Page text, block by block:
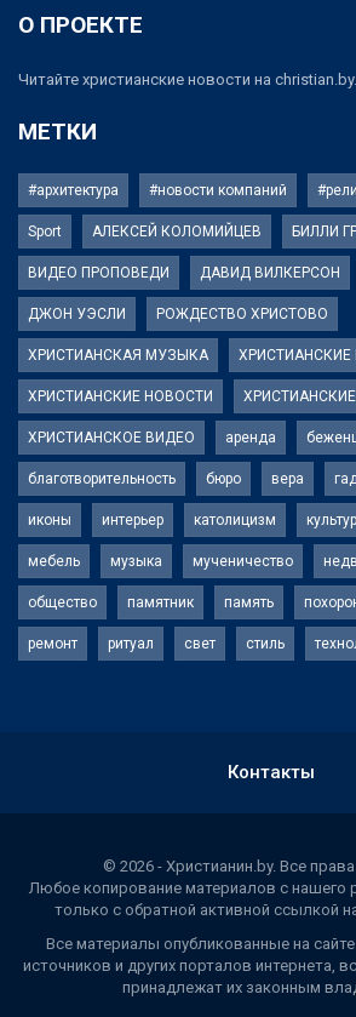
О ПРОЕКТЕ
Читайте христианские новости на christian.by.
МЕТКИ
#архитектура #новости компаний
Sport АЛЕКСЕЙ КОЛОМИЙЦЕВ БИЛЛИ
ВИДЕО ПРОПОВЕДИ ДАВИД ВИЛКЕРСОН
ДЖОН УЭСЛИ РОЖДЕСТВО ХРИСТОВО
ХРИСТИАНСКАЯ МУЗЫКА ХРИСТИАНСКИЕ
ХРИСТИАНСКИЕ НОВОСТИ ХРИСТИАНСКИЕ
ХРИСТИАНСКОЕ ВИДЕО аренда
благотворительность бюро вера
иконы интерьер католицизм
мебель музыка мученичество
общество памятник память
ремонт ритуал свет стиль
Контакты
© 2026 - Христианин.by. Все
Любое копирование материалов с нашего
только с обратной активной ссылкой
Все материалы опубликованные на
источников и других порталов интернета,
принадлежат их законным